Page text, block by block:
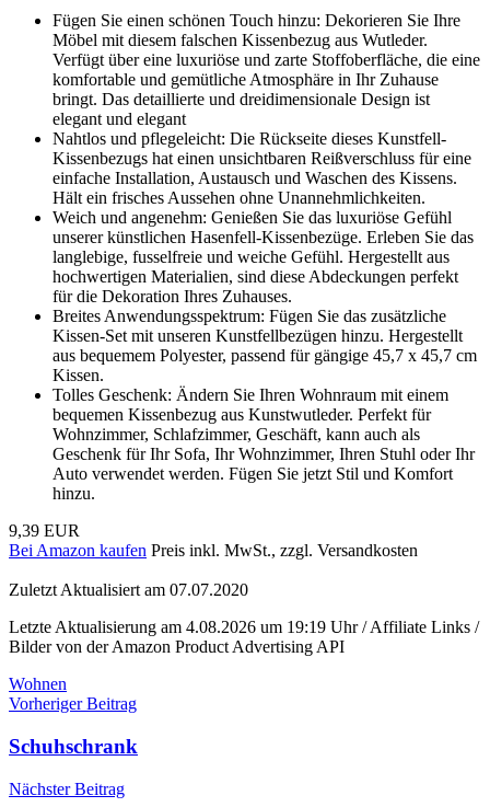
Fügen Sie einen schönen Touch hinzu: Dekorieren Sie Ihre
Möbel mit diesem falschen Kissenbezug aus Wutleder.
Verfügt über eine luxuriöse und zarte Stoffoberfläche, die eine
komfortable und gemütliche Atmosphäre in Ihr Zuhause
bringt. Das detaillierte und dreidimensionale Design ist
elegant und elegant
Nahtlos und pflegeleicht: Die Rückseite dieses Kunstfell-
Kissenbezugs hat einen unsichtbaren Reißverschluss für eine
einfache Installation, Austausch und Waschen des Kissens.
Hält ein frisches Aussehen ohne Unannehmlichkeiten.
Weich und angenehm: Genießen Sie das luxuriöse Gefühl
unserer künstlichen Hasenfell-Kissenbezüge. Erleben Sie das
langlebige, fusselfreie und weiche Gefühl. Hergestellt aus
hochwertigen Materialien, sind diese Abdeckungen perfekt
für die Dekoration Ihres Zuhauses.
Breites Anwendungsspektrum: Fügen Sie das zusätzliche
Kissen-Set mit unseren Kunstfellbezügen hinzu. Hergestellt
aus bequemem Polyester, passend für gängige 45,7 x 45,7 cm
Kissen.
Tolles Geschenk: Ändern Sie Ihren Wohnraum mit einem
bequemen Kissenbezug aus Kunstwutleder. Perfekt für
Wohnzimmer, Schlafzimmer, Geschäft, kann auch als
Geschenk für Ihr Sofa, Ihr Wohnzimmer, Ihren Stuhl oder Ihr
Auto verwendet werden. Fügen Sie jetzt Stil und Komfort
hinzu.
9,39 EUR
Bei Amazon kaufen Preis inkl. MwSt., zzgl. Versandkosten
Zuletzt Aktualisiert am 07.07.2020
Letzte Aktualisierung am 4.08.2026 um 19:19 Uhr / Affiliate Links /
Bilder von der Amazon Product Advertising API
Wohnen
Beitragsnavigation
Vorheriger Beitrag
Schuhschrank
Nächster Beitrag